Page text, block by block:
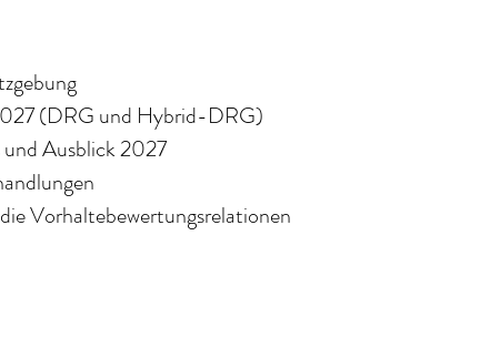
(DRG und Hybrid-DRG)
und Ausblick 2027
die Vorhaltebewertungsrelationen